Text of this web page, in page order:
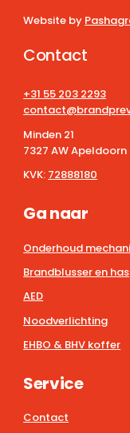
Website by
Contact
+31 55 203 2293
Minden 21
7327 AW Apeldoorn
KVK: 72888180
Ga naar
Onderhoud
Brandblusser en
AED
Noodverlichting
EHBO & BHV koffer
Service
Contact